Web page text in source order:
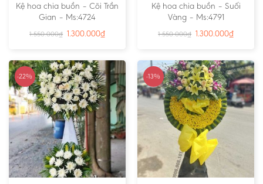
Kệ hoa chia buồn – Cõi Trần
Gian – Ms:4724
1.550.000₫ 1.300.000₫
Kệ hoa chia buồn – Suối
Vàng – Ms:4791
1.550.000₫ 1.300.000₫
-22% -13%